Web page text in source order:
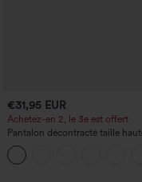
€31,95 EUR
Achetez-en 2, le 3e est offert
Pantalon décontracté taille
cordon, coupe large en mélange
avec poches